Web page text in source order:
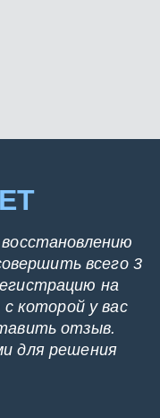
всего 3
на
которой у вас
отзыв.
для решения